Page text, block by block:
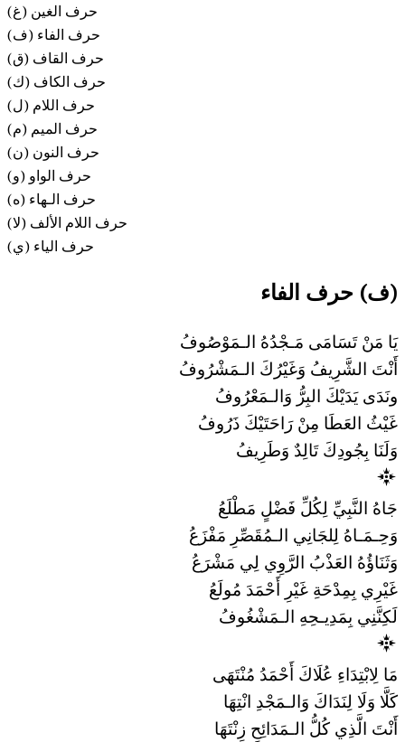
(غ) حرف الغين
(ف) حرف الفاء
(ق) حرف القاف
(ك) حرف الكاف
(ل) حرف اللام
حرف الميم (م)
حرف النون (ن)
حرف الواو (و)
حرف الـهاء (ه)
حرف اللام الألف (لا)
حرف الياء (ي)
(ف) حرف الفاء
يَا مَنْ تَسَامَى مَـجْدُهُ الـمَوْصُوفُ
أَنْتَ الشَّرِيفُ وَغَيْرُكَ الـمَشْرُوفُ
ونَدَى يَدَيْكَ البِرُّ وَالـمَعْرُوفُ
غَيْثُ العَطَا مِنْ رَاحَتَيْكَ ذَرُوفُ
وَلَنَا بِجُودِكَ تَالِدٌ وَطَرِيفُ
جَاهُ النَّبِيِّ لِكُلِّ فَضْلٍ مَطْلَعُ
وَحِـمَـاهُ لِلجَانِي الـمُقَصِّرِ مَفْزَعُ
وَثَنَاؤُهُ العَذْبُ الرَّوِي لِي مَشْرَعُ
غَيْرِي بِمِدْحَةِ غَيْرِ أَحْمَدَ مُولَعُ
لَكِنَّنِي بِمَدِيـحِهِ الـمَشْغُوفُ
مَا لِابْتِدَاءِ عُلَاكَ أَحْمَدُ مُنْتَهَى
كَلَّا وَلَا لِنَدَاكَ وَالـمَجْدِ انْتِهَا
أَنْتَ الَّذِي كُلُّ الـمَدَائِحِ زِنْتَهَا